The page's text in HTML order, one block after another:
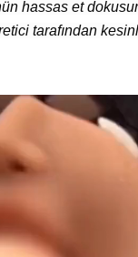
hassas et
tarafından